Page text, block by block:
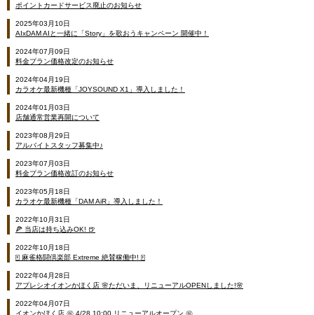
ポイントカードサービス廃止のお知らせ
2025年03月10日
AIxDAM AIと一緒に「Story」を歌おうキャンペーン 開催中！
2024年07月09日
料金プラン価格改定のお知らせ
2024年04月19日
カラオケ最新機種「JOYSOUND X1」導入しました！
2024年01月03日
店舗通常営業再開について
2023年08月29日
アルバイトスタッフ募集中♪
2023年07月03日
料金プラン価格改訂のお知らせ
2023年05月18日
カラオケ最新機種「DAM AiR」導入しました！
2022年10月31日
🍕 当店は持ち込みOK! 🍺
2022年10月18日
🀄 麻雀格闘倶楽部 Extreme 絶賛稼働中! 🀄
2022年04月28日
アプレシオイオンかほく店 🌸ただいま、リニューアルOPENしました!🌸
2022年04月07日
イオンかほく店 ㊗ 4/28 10:00 リニューアルオープン ㊗